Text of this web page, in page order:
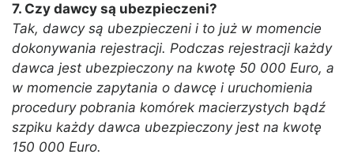
7. Czy dawcy są ubezpieczeni?
Tak, dawcy są ubezpieczeni i to już w momencie
dokonywania rejestracji. Podczas rejestracji każdy
dawca jest ubezpieczony na kwotę 50 000 Euro, a
w momencie zapytania o dawcę i uruchomienia
procedury pobrania komórek macierzystych bądź
szpiku każdy dawca ubezpieczony jest na kwotę
150 000 Euro.